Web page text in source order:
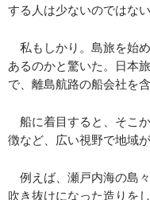
する人は少ないのではない
私もしかり。島旅を始
あるのかと驚いた。日本
で、離島航路の船会社を
船に着目すると、そこ
徴など、広い視野で地域
例えば、瀬戸内海の島
吹き抜けになった造りを